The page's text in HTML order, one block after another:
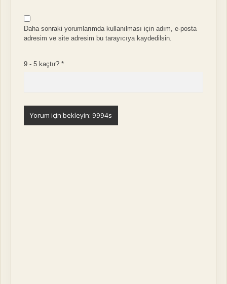
Daha sonraki yorumlarımda kullanılması için adım, e-posta
adresim ve site adresim bu tarayıcıya kaydedilsin.
9 - 5 kaçtır?*